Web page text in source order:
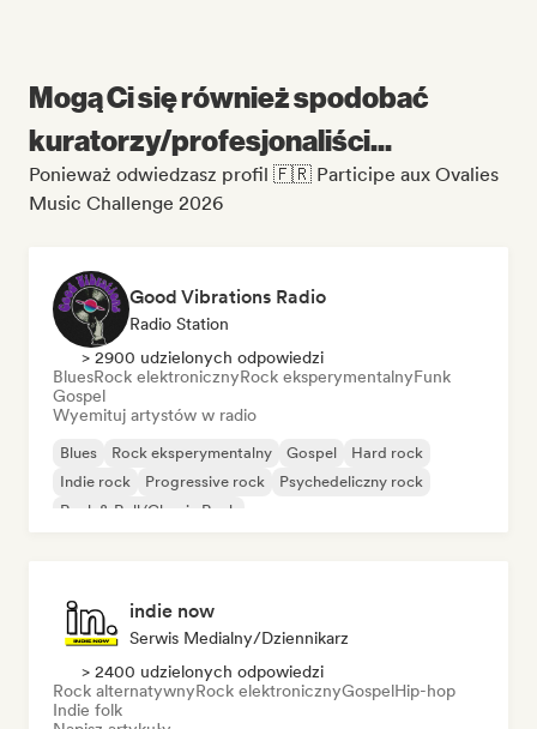
Mogą Ci się również spodobać
kuratorzy/profesjonaliści...
Ponieważ odwiedzasz profil 🇫🇷 Participe aux Ovalies
Music Challenge 2026
Good Vibrations Radio
Radio Station
> 2900 udzielonych odpowiedzi
BluesRock elektronicznyRock eksperymentalnyFunk
Gospel
Wyemituj artystów w radio
Blues Rock eksperymentalny Gospel
Hard rock
Indie rock
Progressive rock
Psychedeliczny rock
Rock & Roll/Classic Rock
indie now
Serwis Medialny/Dziennikarz
> 2400 udzielonych odpowiedzi
Rock alternatywnyRock elektronicznyGospelHip-hop
Indie folk